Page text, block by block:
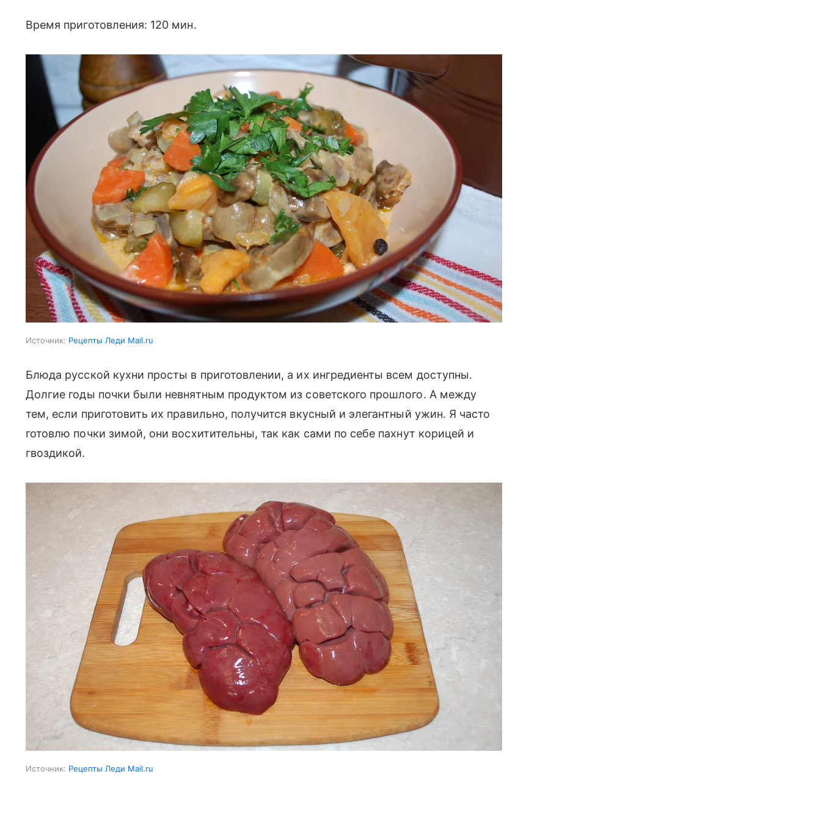
Время приготовления: 120 мин.
Источник: Рецепты Леди Mail.ru
Блюда русской кухни просты в приготовлении, а их ингредиенты всем доступны.
Долгие годы почки были невнятным продуктом из советского прошлого. А между
тем, если приготовить их правильно, получится вкусный и элегантный ужин. Я часто
готовлю почки зимой, они восхитительны, так как сами по себе пахнут корицей и
гвоздикой.
Источник: Рецепты Леди Mail.ru